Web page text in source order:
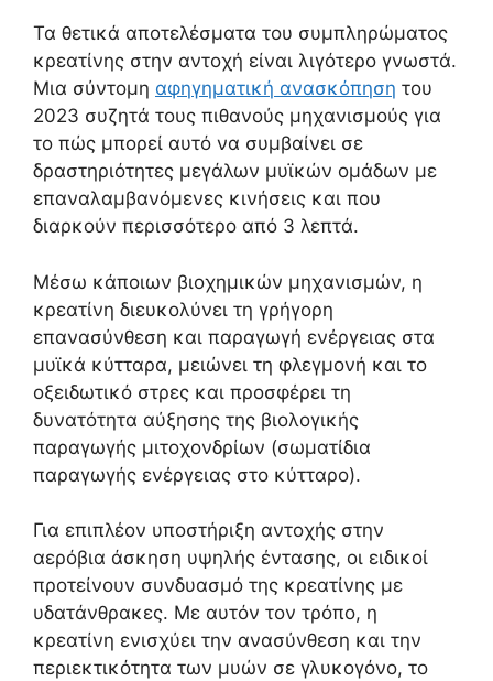
Τα θετικά αποτελέσματα του συμπληρώματος
κρεατίνης στην αντοχή είναι λιγότερο γνωστά.
Μια σύντομη αφηγηματική ανασκόπηση του
2023 συζητά τους πιθανούς μηχανισμούς για
το πώς μπορεί αυτό να συμβαίνει σε
δραστηριότητες μεγάλων μυϊκών ομάδων με
επαναλαμβανόμενες κινήσεις και που
διαρκούν περισσότερο από 3 λεπτά.
Μέσω κάποιων βιοχημικών μηχανισμών, η
κρεατίνη διευκολύνει τη γρήγορη
επανασύνθεση και παραγωγή ενέργειας στα
μυϊκά κύτταρα, μειώνει τη φλεγμονή και το
οξειδωτικό στρες και προσφέρει τη
δυνατότητα αύξησης της βιολογικής
παραγωγής μιτοχονδρίων (σωματίδια
παραγωγής ενέργειας στο κύτταρο).
Για επιπλέον υποστήριξη αντοχής στην
αερόβια άσκηση υψηλής έντασης, οι ειδικοί
προτείνουν συνδυασμό της κρεατίνης με
υδατάνθρακες. Με αυτόν τον τρόπο, η
κρεατίνη ενισχύει την ανασύνθεση και την
περιεκτικότητα των μυών σε γλυκογόνο, το